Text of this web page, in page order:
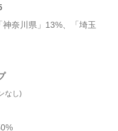
神奈川県」13%、「埼玉
なし)